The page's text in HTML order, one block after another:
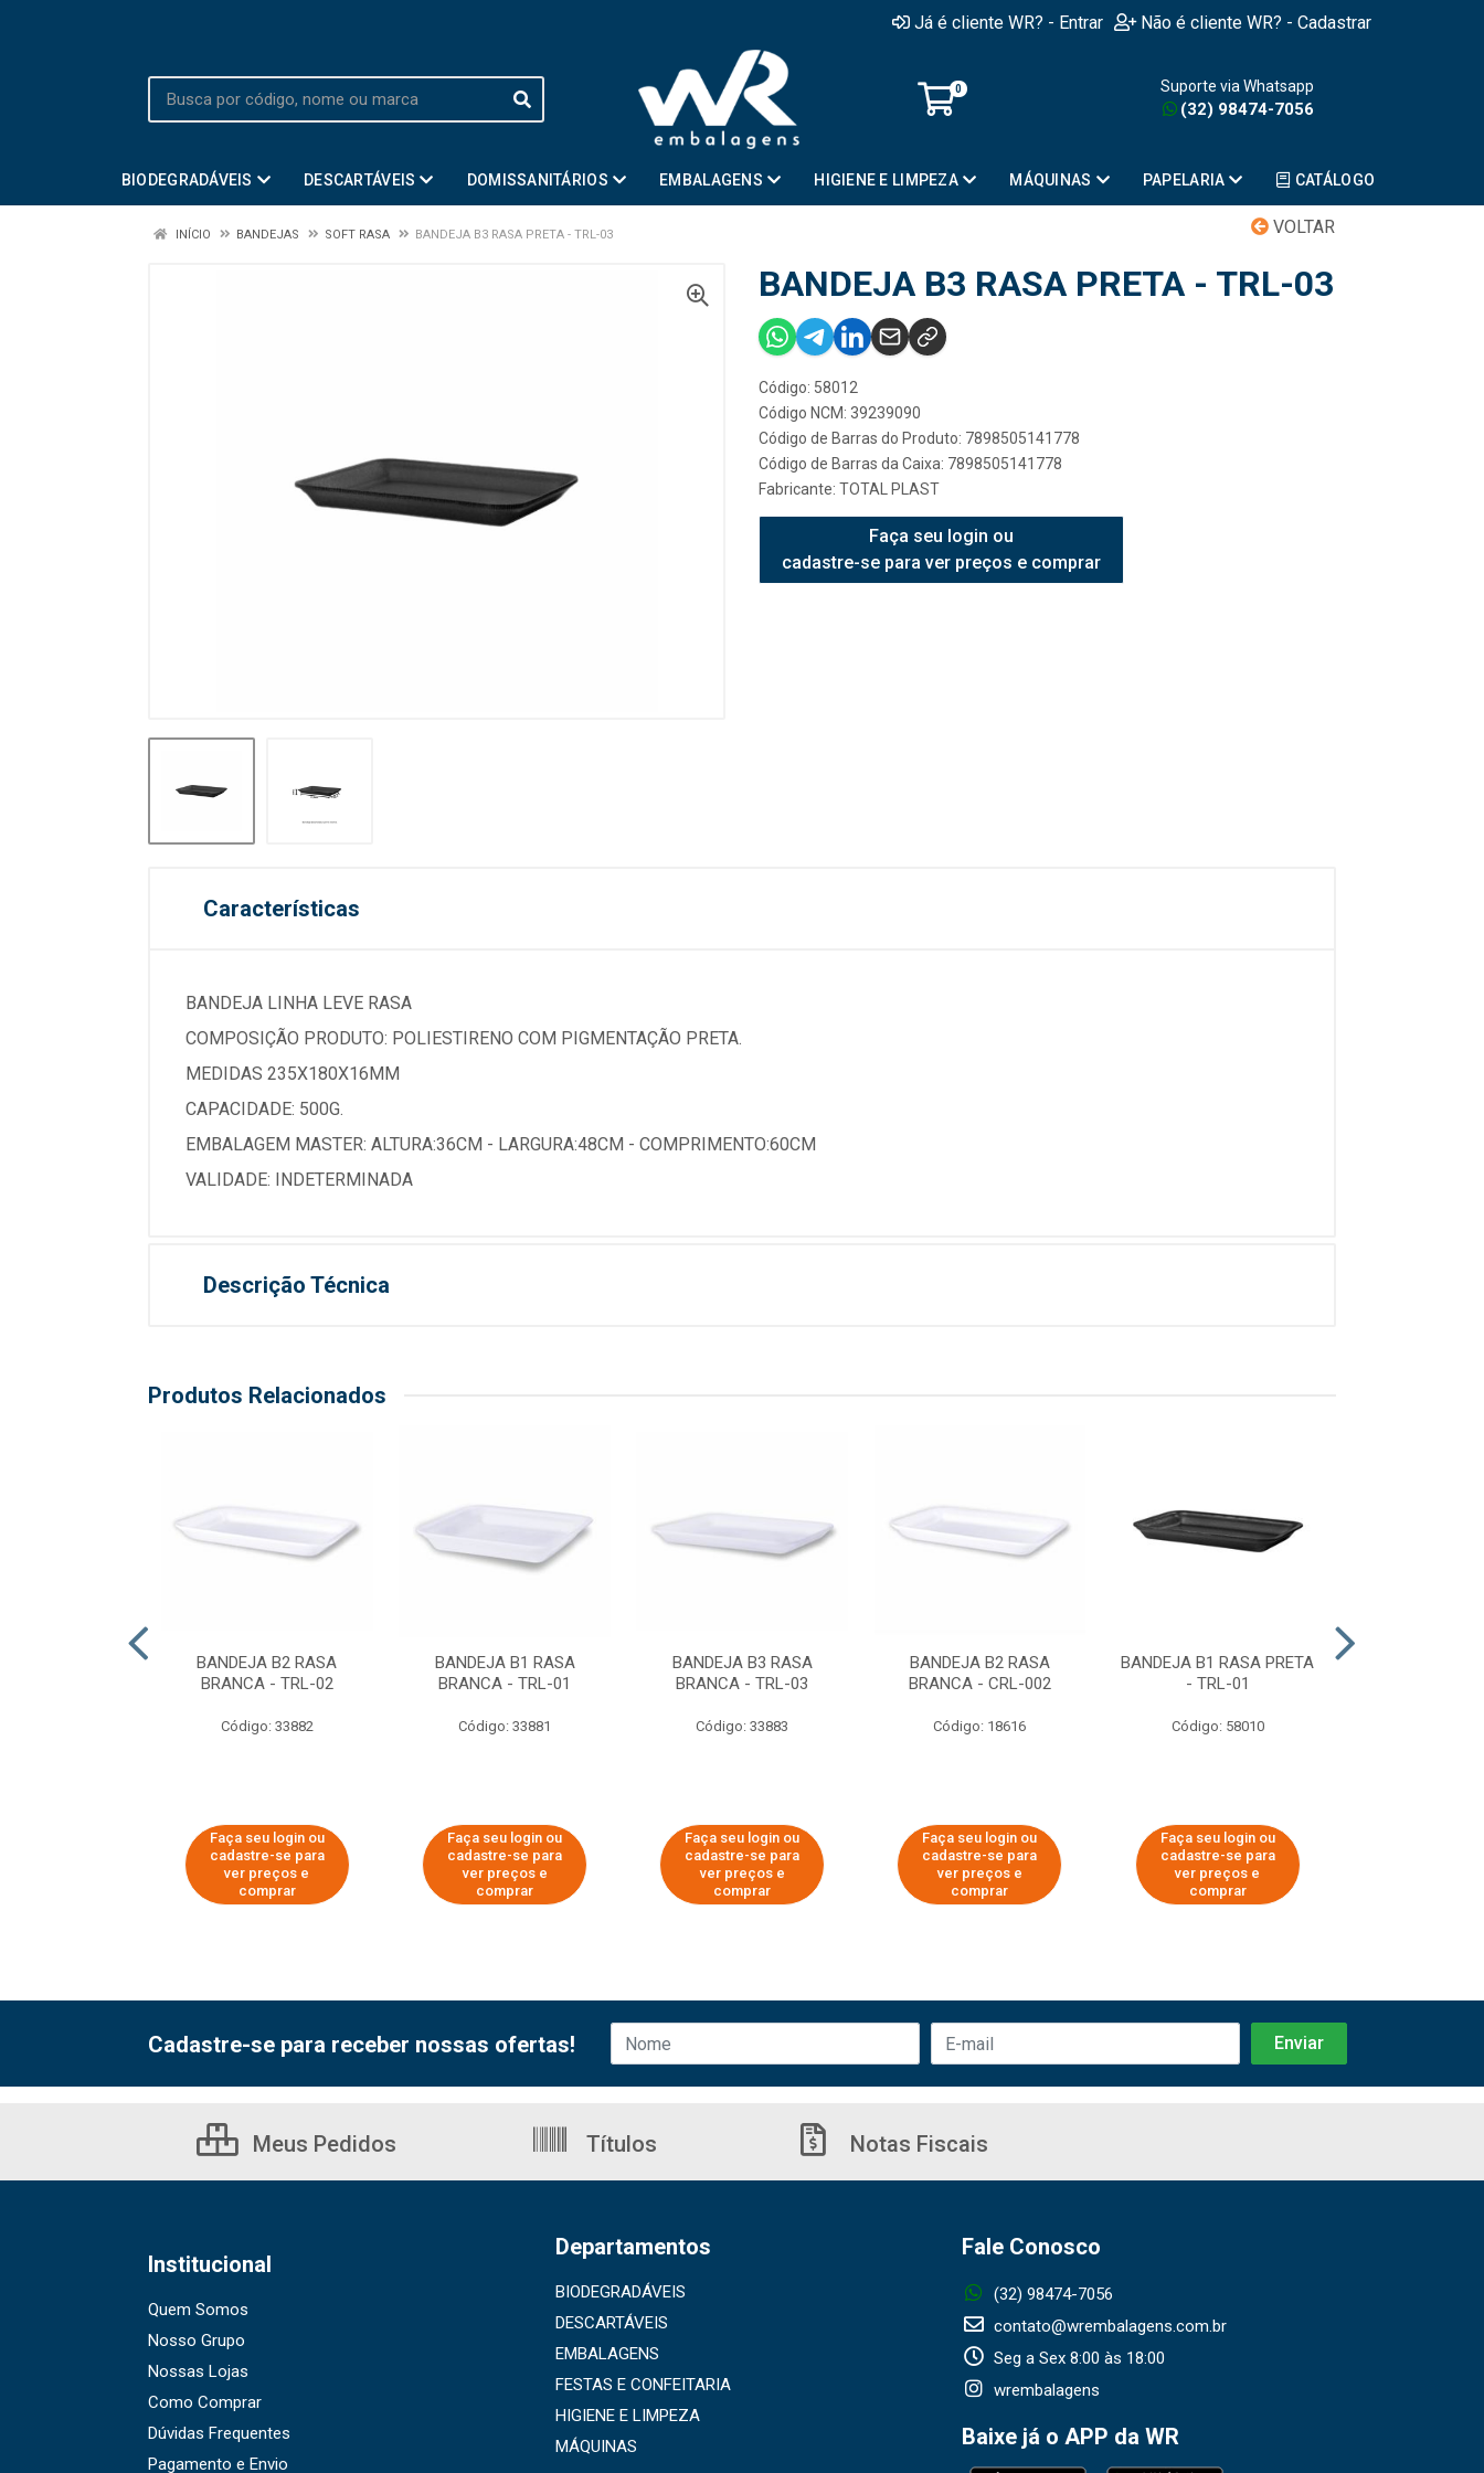
Já é cliente WR? - Entrar Não é cliente WR? - Cadastrar
0 Suporte via Whatsapp
(32) 98474-7056
BIODEGRADÁVEIS DESCARTÁVEIS DOMISSANITÁRIOS EMBALAGENS HIGIENE E LIMPEZA MÁQUINAS PAPELARIA CATÁLOGO
VOLTAR
INÍCIO BANDEJAS SOFT RASA BANDEJA B3 RASA PRETA - TRL-03
BANDEJA B3 RASA PRETA - TRL-03
Código: 58012
Código NCM: 39239090
Código de Barras do Produto: 7898505141778
Código de Barras da Caixa: 7898505141778
Fabricante: TOTAL PLAST
Faça seu login ou
cadastre-se para ver preços e comprar
Características
BANDEJA LINHA LEVE RASA
COMPOSIÇÃO PRODUTO: POLIESTIRENO COM PIGMENTAÇÃO PRETA.
MEDIDAS 235X180X16MM
CAPACIDADE: 500G.
EMBALAGEM MASTER: ALTURA:36CM - LARGURA:48CM - COMPRIMENTO:60CM
VALIDADE: INDETERMINADA
Descrição Técnica
Produtos Relacionados
BANDEJA B2 RASA
BRANCA - TRL-02
Código: 33882
Faça seu login ou
cadastre-se para
ver preços e
comprar
BANDEJA B1 RASA
BRANCA - TRL-01
Código: 33881
Faça seu login ou
cadastre-se para
ver preços e
comprar
BANDEJA B3 RASA
BRANCA - TRL-03
Código: 33883
Faça seu login ou
cadastre-se para
ver preços e
comprar
BANDEJA B2 RASA
BRANCA - CRL-002
Código: 18616
Faça seu login ou
cadastre-se para
ver preços e
comprar
BANDEJA B1 RASA PRETA
- TRL-01
Código: 58010
Faça seu login ou
cadastre-se para
ver preços e
comprar
Cadastre-se para receber nossas ofertas!
Meus Pedidos Títulos Notas Fiscais
Institucional
Quem Somos
Nosso Grupo
Nossas Lojas
Como Comprar
Dúvidas Frequentes
Pagamento e Envio
Departamentos
BIODEGRADÁVEIS
DESCARTÁVEIS
EMBALAGENS
FESTAS E CONFEITARIA
HIGIENE E LIMPEZA
MÁQUINAS
Fale Conosco
(32) 98474-7056
contato@wrembalagens.com.br
Seg a Sex 8:00 às 18:00
wrembalagens
Baixe já o APP da WR